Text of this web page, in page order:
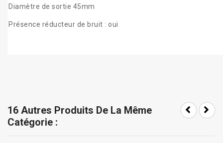
Diamètre de sortie 45mm
Présence réducteur de bruit : oui
16 Autres Produits De La Même
Catégorie :